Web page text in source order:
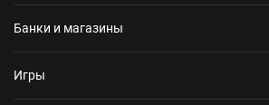
Банки и магазины
Игры